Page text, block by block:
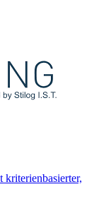
kriterienbasierter,